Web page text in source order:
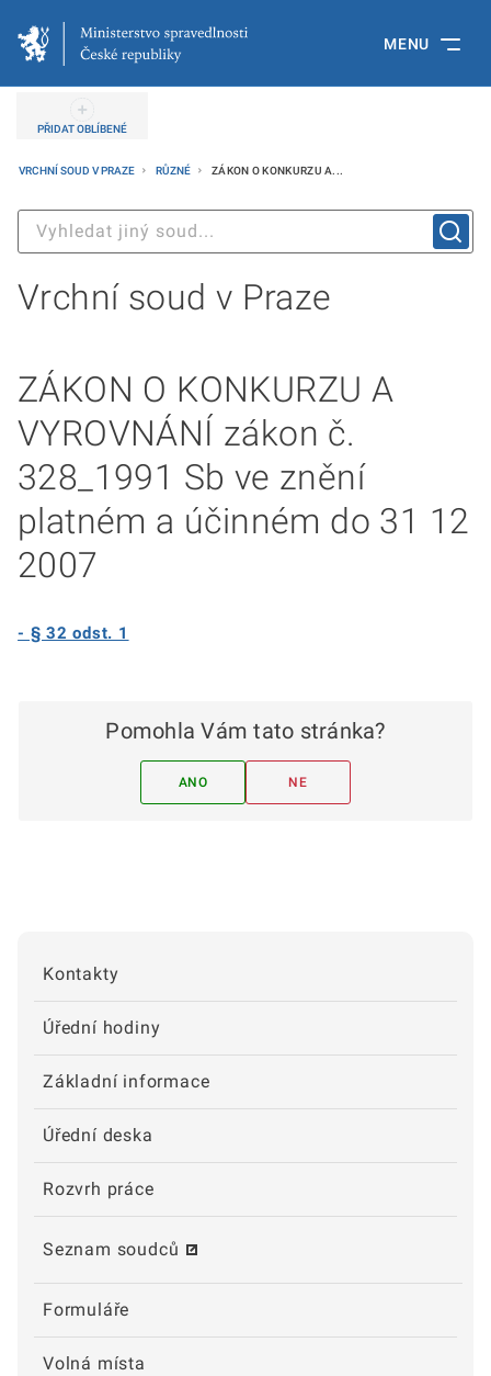
MENU
PŘIDAT OBLÍBENÉ
VRCHNÍ SOUD V PRAZE RŮZNÉ ZÁKON O KONKURZU A...
Vrchní soud v Praze
Kontakty
Úřední hodiny
Základní informace
Úřední deska
Rozvrh práce
Seznam soudců
Formuláře
Volná místa
ZÁKON O KONKURZU A
VYROVNÁNÍ zákon č.
328_1991 Sb ve znění
platném a účinném do 31 12
2007
- § 32 odst. 1
Pomohla Vám tato stránka?
ANO NE